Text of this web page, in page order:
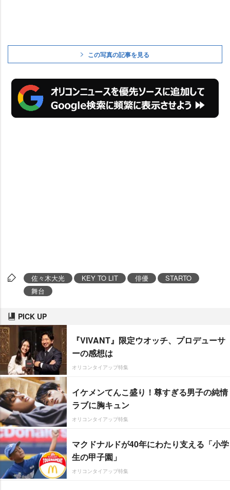
この写真の記事を見る
佐々木大光 KEY TO LIT 俳優
STARTO
舞台
PICK UP
『VIVANT』限定ウオッチ、プロデューサ
ーの感想は
オリコンタイアップ特集
イケメンてんこ盛り！尊すぎる男子の純情
ラブに胸キュン
オリコンタイアップ特集
マクドナルドが40年にわたり支える「小学
生の甲子園」
オリコンタイアップ特集